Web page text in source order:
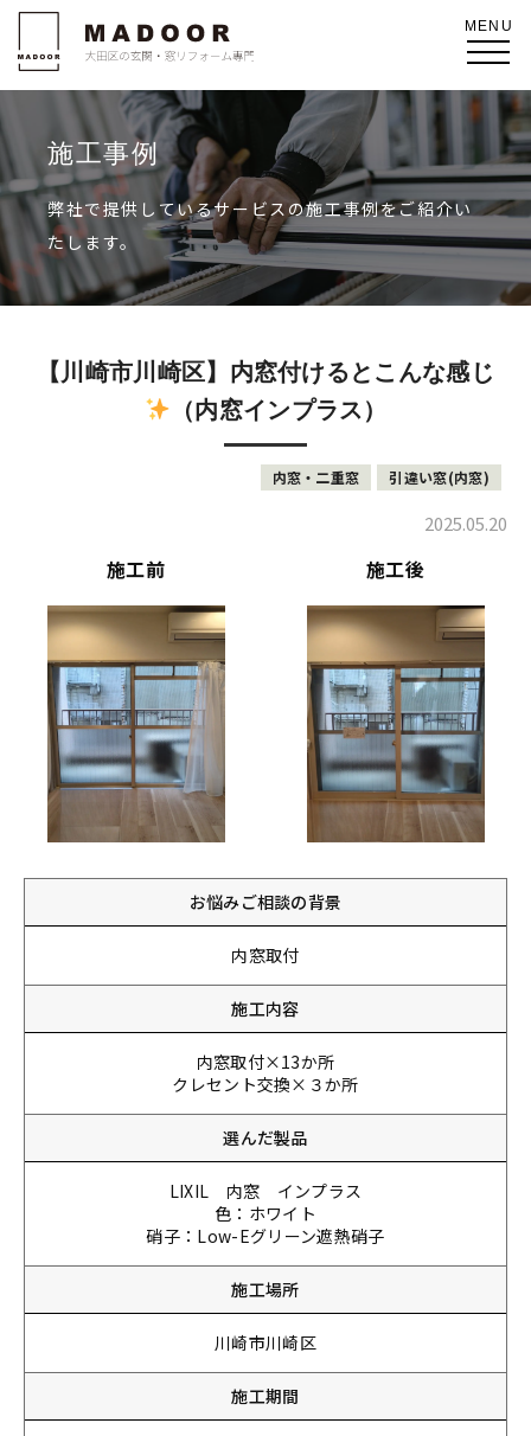
施工事例
弊社で提供しているサービスの施工事例をご紹介い
たします。
【川崎市川崎区】内窓付けるとこんな感じ
（内窓インプラス）
内窓・二重窓 引違い窓(内窓)
2025.05.20
施工前 施工後
お悩みご相談の背景
内窓取付
施工内容
内窓取付×13か所
クレセント交換×３か所
選んだ製品
LIXIL 内窓 インプラス
色：ホワイト
硝子：Low-Eグリーン遮熱硝子
施工場所
川崎市川崎区
施工期間